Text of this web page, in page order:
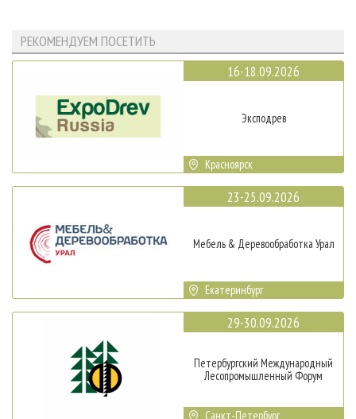
РЕКОМЕНДУЕМ ПОСЕТИТЬ
16-18.09.2026
Эксподрев
Красноярск
23-25.09.2026
Мебель & Деревообработка Урал
Екатеринбург
29-30.09.2026
Петербургский Международный
Лесопромышленный Форум
Санкт-Петербург